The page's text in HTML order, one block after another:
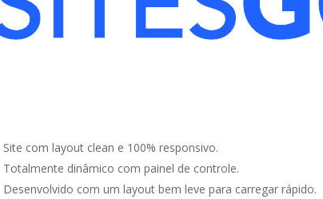
Site com layout clean e 100% responsivo.
Totalmente dinâmico com painel de controle.
Desenvolvido com um layout bem leve para carregar rápido.